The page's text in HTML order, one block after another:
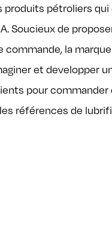
produits pétroliers
Soucieux de
la
et developper
pour
références de